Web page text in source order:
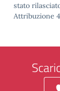
stato
Attribuzione